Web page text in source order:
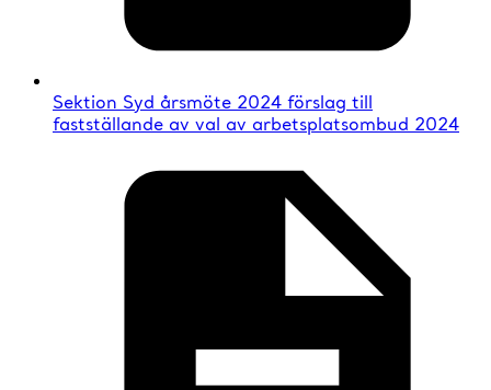
Sektion Syd årsmöte 2024 förslag till
fastställande av val av arbetsplatsombud 2024